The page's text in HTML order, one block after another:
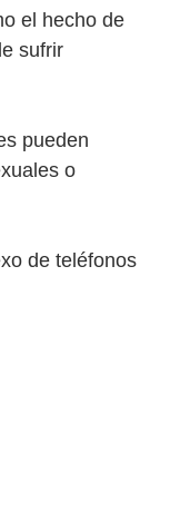
el hecho de
sufrir
pueden
o
de teléfonos